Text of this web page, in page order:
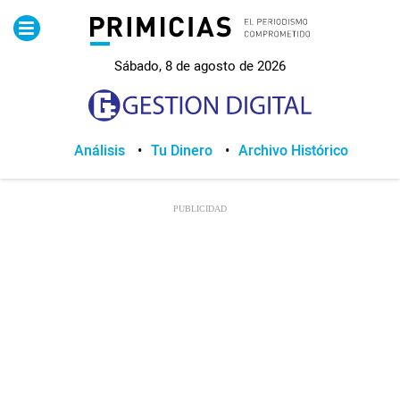
Sábado, 8 de agosto de 2026
Lo Último
Política
Análisis Tu Dinero Archivo Histórico